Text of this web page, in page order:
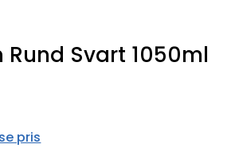
Svart 1050ml
pris